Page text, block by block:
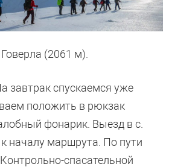
(2061 м).
завтрак спускаемся уже
положить в рюкзак
фонарик. Выезд в с.
началу маршрута. По пути
спасательной